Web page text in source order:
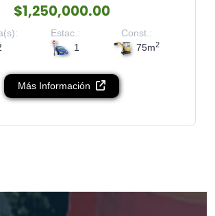
$1,250,000.00
Estac.:
1
Const.:
75m2
Más Información